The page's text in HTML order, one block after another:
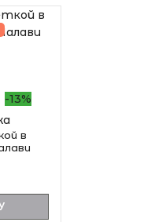
-13%
в